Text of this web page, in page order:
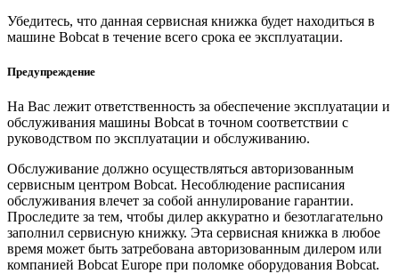
Убедитесь, что данная сервисная книжка будет находиться в
машине Bobcat в течение всего срока ее эксплуатации.
Предупреждение
На Вас лежит ответственность за обеспечение эксплуатации и
обслуживания машины Bobcat в точном соответствии с
руководством по эксплуатации и обслуживанию.
Обслуживание должно осуществляться авторизованным
сервисным центром Bobcat. Несоблюдение расписания
обслуживания влечет за собой аннулирование гарантии.
Проследите за тем, чтобы дилер аккуратно и безотлагательно
заполнил сервисную книжку. Эта сервисная книжка в любое
время может быть затребована авторизованным дилером или
компанией Bobcat Europe при поломке оборудования Bobcat.